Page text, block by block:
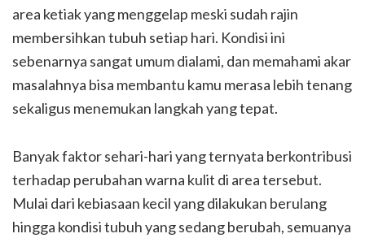
area ketiak yang menggelap meski sudah rajin
membersihkan tubuh setiap hari. Kondisi ini
sebenarnya sangat umum dialami, dan memahami akar
masalahnya bisa membantu kamu merasa lebih tenang
sekaligus menemukan langkah yang tepat.
Banyak faktor sehari-hari yang ternyata berkontribusi
terhadap perubahan warna kulit di area tersebut.
Mulai dari kebiasaan kecil yang dilakukan berulang
hingga kondisi tubuh yang sedang berubah, semuanya